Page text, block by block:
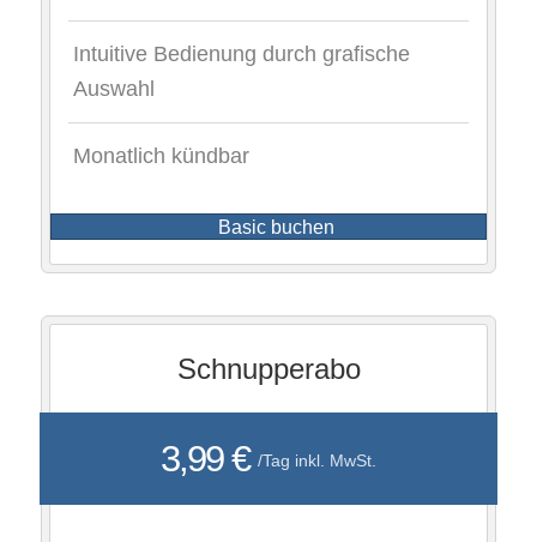
Intuitive Bedienung durch grafische
Auswahl
Monatlich kündbar
Basic buchen
Schnupperabo
3,99 € /Tag inkl. MwSt.